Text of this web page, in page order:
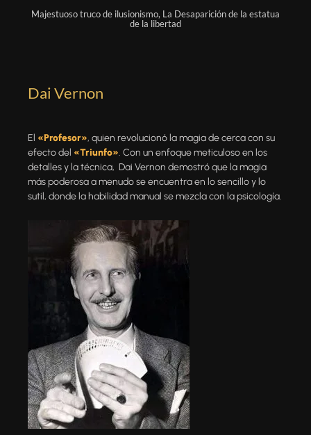
Majestuoso truco de ilusionismo, La Desaparición de la estatua
de la libertad
Dai Vernon
El «Profesor», quien revolucionó la magia de cerca con su
efecto del «Triunfo». Con un enfoque meticuloso en los
detalles y la técnica, Dai Vernon demostró que la magia
más poderosa a menudo se encuentra en lo sencillo y lo
sutil, donde la habilidad manual se mezcla con la psicología.